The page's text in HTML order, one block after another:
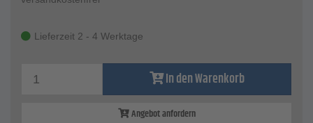
Lieferzeit 2 - 4 Werktage
In den Warenkorb
Angebot anfordern